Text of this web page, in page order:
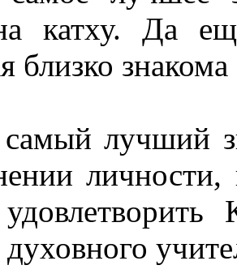
катху. Да
близко
лучший
личности,
духовного